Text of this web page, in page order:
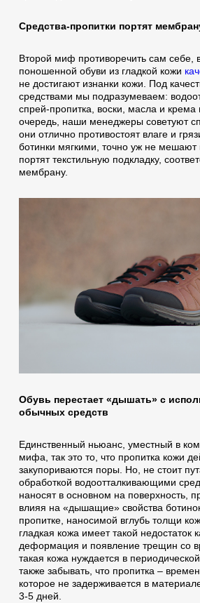
Средства-пропитки портят
Второй миф противоречить сам себе,
поношенной обуви из гладкой кожи
не достигают изнанки кожи. Под
средствами мы подразумеваем:
спрей-пропитка, воски, масла и
очередь, наши менеджеры советуют
они отлично противостоят влаге и
ботинки мягкими, точно уж не
портят текстильную подкладку,
мембрану.
Обувь перестает «дышать» с
обычных средств
Единственный ньюанс, уместный в
мифа, так это то, что пропитка кожи
закупориваются поры. Но, не стоит
обработкой водоотталкивающими
наносят в основном на поверхность,
влияя на «дышащие» свойства
пропитке, наносимой вглубь толщи
гладкая кожа имеет такой недостаток
деформация и появление трещин со
такая кожа нуждается в
также забывать, что пропитка –
которое не задерживается в
3-5 дней.